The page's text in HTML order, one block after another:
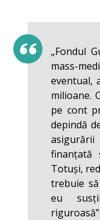
„Fondul
mass-
eventual,
milioane.
pe cont
depindă
finanțată
Totuși,
trebuie
eu
riguroasă”